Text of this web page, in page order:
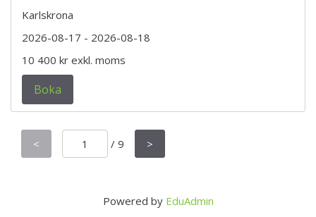
Karlskrona
2026-08-17 - 2026-08-18
10 400 kr exkl. moms
Boka
< / 9 >
Powered by EduAdmin